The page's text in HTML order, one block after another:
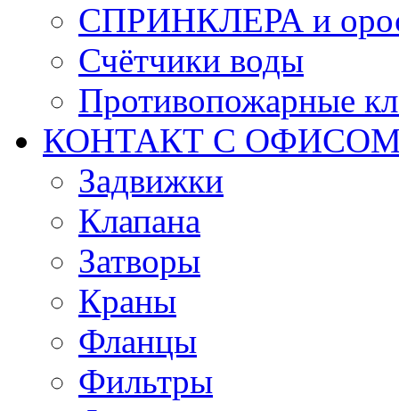
СПРИНКЛЕРА и
Счётчики воды
Противопожарные
КОНТАКТ С ОФИСОМ
Задвижки
Клапана
Затворы
Краны
Фланцы
Фильтры